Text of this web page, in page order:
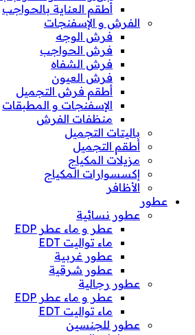
أطقم العناية بالحواجب
الفرش و الإسفنجات
فرش الوجه
فرش الحواجب
فرش الشفاه
فرش العيون
أطقم فرش التجميل
الإسفنجات و المطبقات
منظفات الفرش
باليتات التجميل
أطقم التجميل
مزيلات المكياج
إكسسوارات المكياج
الأظافر
عطور
عطور نسائية
عطر و ماء عطر EDP
ماء تواليت EDT
عطور غربية
عطور شرقية
عطور رجالية
عطر و ماء عطر EDP
ماء تواليت EDT
عطور للجنسين